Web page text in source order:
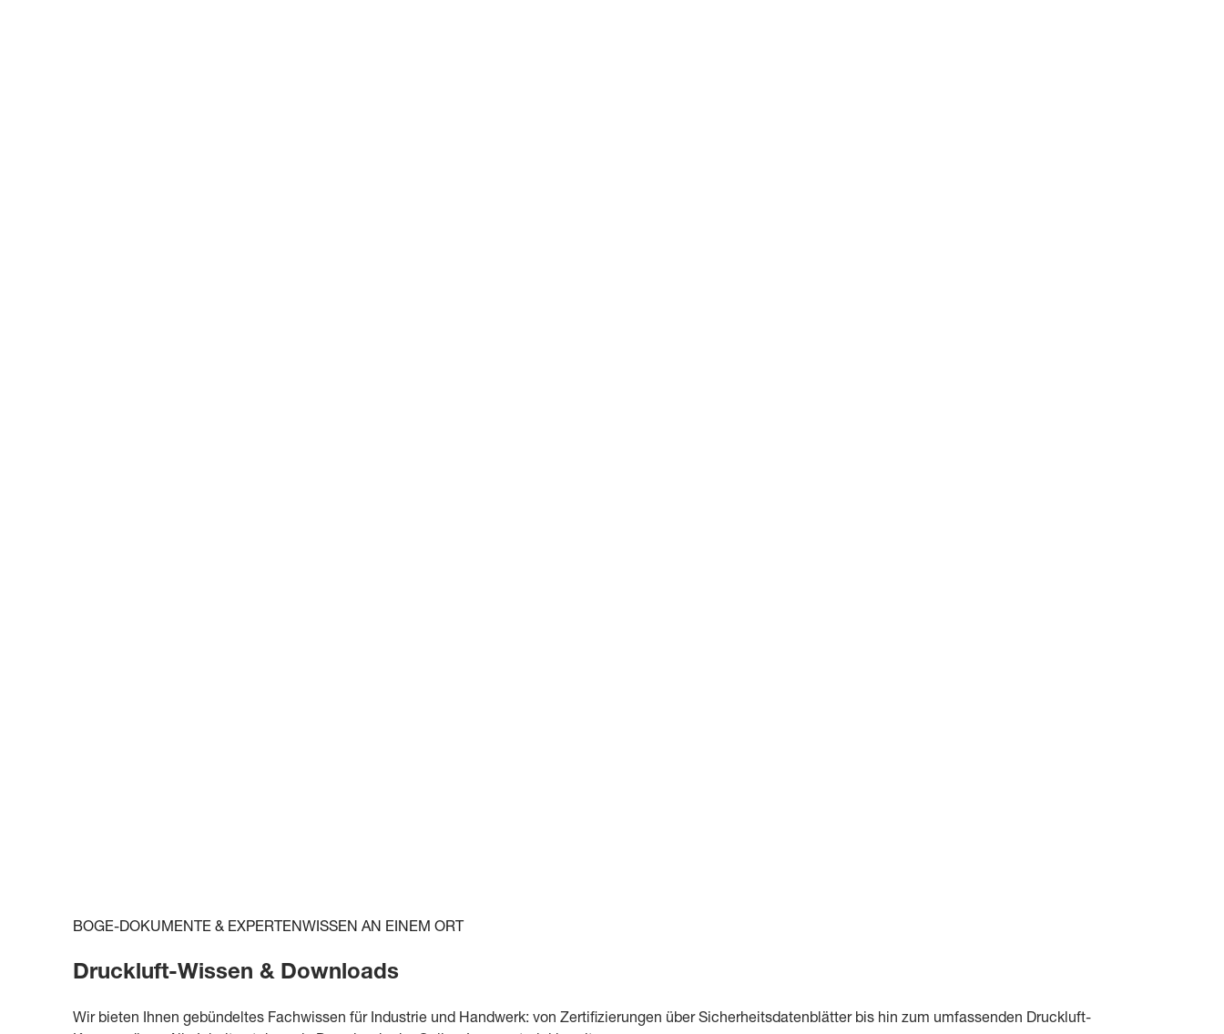
BOGE-DOKUMENTE & EXPERTENWISSEN AN EINEM ORT
Druckluft-Wissen & Downloads
Wir bieten Ihnen gebündeltes Fachwissen für Industrie und Handwerk: von Zertifizierungen über Sicherheitsdatenblätter bis hin zum umfassenden Druckluft-